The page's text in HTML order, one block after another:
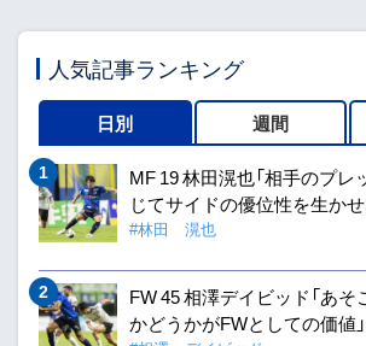
人気記事ランキング
日別 週間
MF 19 林田滉也「相手のプ
じてサイドの優位性を生かせ
#林田 滉也
FW 45 相澤デイビッド「あ
かどうかがFWとしての価値」